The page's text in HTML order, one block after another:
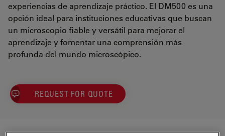
experiencias de aprendizaje práctico. El DM500 es una
opción ideal para instituciones educativas que buscan
un microscopio fiable y versátil para mejorar el
aprendizaje y fomentar una comprensión más
profunda del mundo microscópico.
REQUEST FOR QUOTE